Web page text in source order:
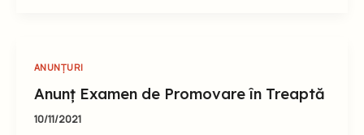
ANUNȚURI
Anunț Examen de Promovare în Treaptă
10/11/2021